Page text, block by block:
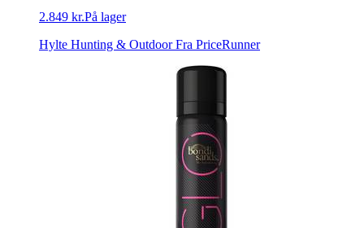
2.849 kr.På lager
Hylte Hunting & Outdoor Fra PriceRunner